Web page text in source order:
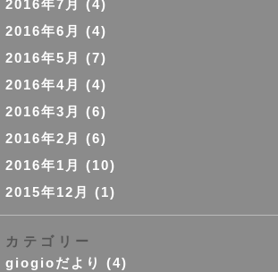
2016年7月
(4)
2016年6月
(4)
2016年5月
(7)
2016年4月
(4)
2016年3月
(6)
2016年2月
(6)
2016年1月
(10)
2015年12月
(1)
カテゴリー
giogioだより
(4)